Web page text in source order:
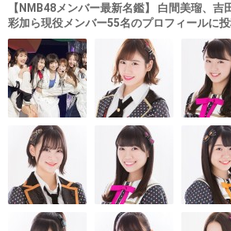
【NMB48メンバー最新名鑑】 白間美瑠、
彩加ら現役メンバー55名のプロフィールに